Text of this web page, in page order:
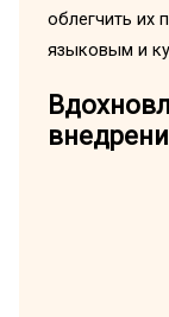
облегчить их
языковым и